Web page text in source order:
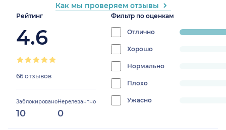
Рейтинг
4.6
66 отзывов
Заблокировано
10
Нерелевантно
0
Фильтр по оценкам
Отлично
progress:
Хорошо
0%
Нормально
0%
Плохо
Ужасно
progress:
Как мы проверяем отзывы